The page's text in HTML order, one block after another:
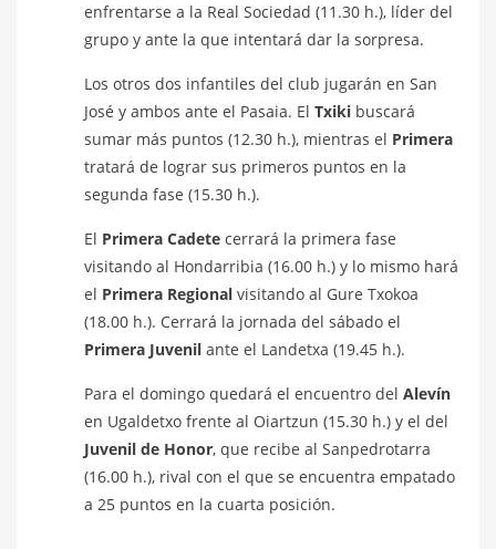
enfrentarse a la Real Sociedad (11.30 h.), líder del
grupo y ante la que intentará dar la sorpresa.
Los otros dos infantiles del club jugarán en San
José y ambos ante el Pasaia. El Txiki buscará
sumar más puntos (12.30 h.), mientras el Primera
tratará de lograr sus primeros puntos en la
segunda fase (15.30 h.).
El Primera Cadete cerrará la primera fase
visitando al Hondarribia (16.00 h.) y lo mismo hará
el Primera Regional visitando al Gure Txokoa
(18.00 h.). Cerrará la jornada del sábado el
Primera Juvenil ante el Landetxa (19.45 h.).
Para el domingo quedará el encuentro del Alevín
en Ugaldetxo frente al Oiartzun (15.30 h.) y el del
Juvenil de Honor, que recibe al Sanpedrotarra
(16.00 h.), rival con el que se encuentra empatado
a 25 puntos en la cuarta posición.